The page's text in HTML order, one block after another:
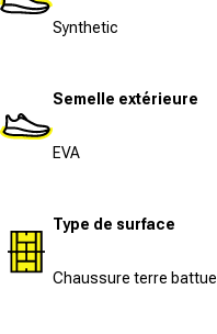
Synthetic
Semelle extérieure
EVA
Type de surface
Chaussure terre battue